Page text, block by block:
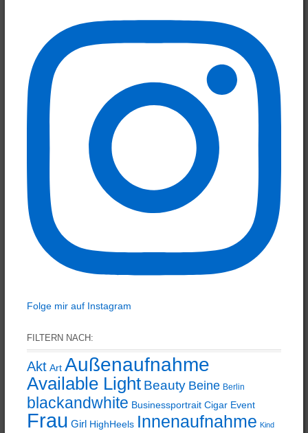
Folge mir auf Instagram
FILTERN NACH:
Akt Art Außenaufnahme
Available Light Beauty Beine Berlin
blackandwhite Businessportrait Cigar Event
Frau Girl HighHeels Innenaufnahme Kind